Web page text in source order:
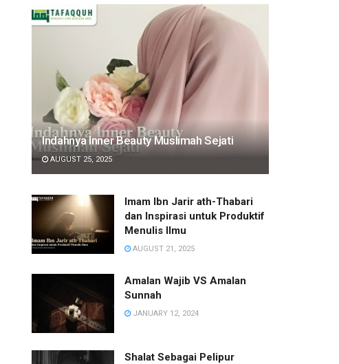
Indahnya Inner Beauty Muslimah Sejati
AUGUST 25, 2025
Imam Ibn Jarir ath-Thabari
dan Inspirasi untuk Produktif
Menulis Ilmu
AUGUST 21, 2025
Amalan Wajib VS Amalan
Sunnah
JANUARY 12, 2024
Shalat Sebagai Pelipur